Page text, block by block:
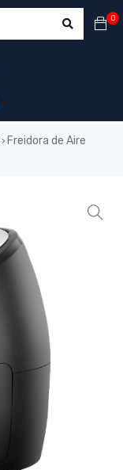
0
› Freidora de Aire